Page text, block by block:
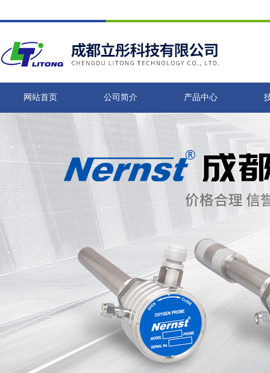
网站首页 公司简介 产品中心